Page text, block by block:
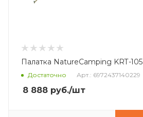
Палатка NatureCamping KRT-105
Достаточно Арт.: 6972437140229
8 888 руб./шт